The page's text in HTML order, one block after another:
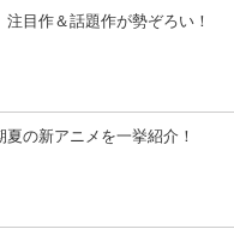
目作＆話題作が勢ぞろい！
夏の新アニメを一挙紹介！